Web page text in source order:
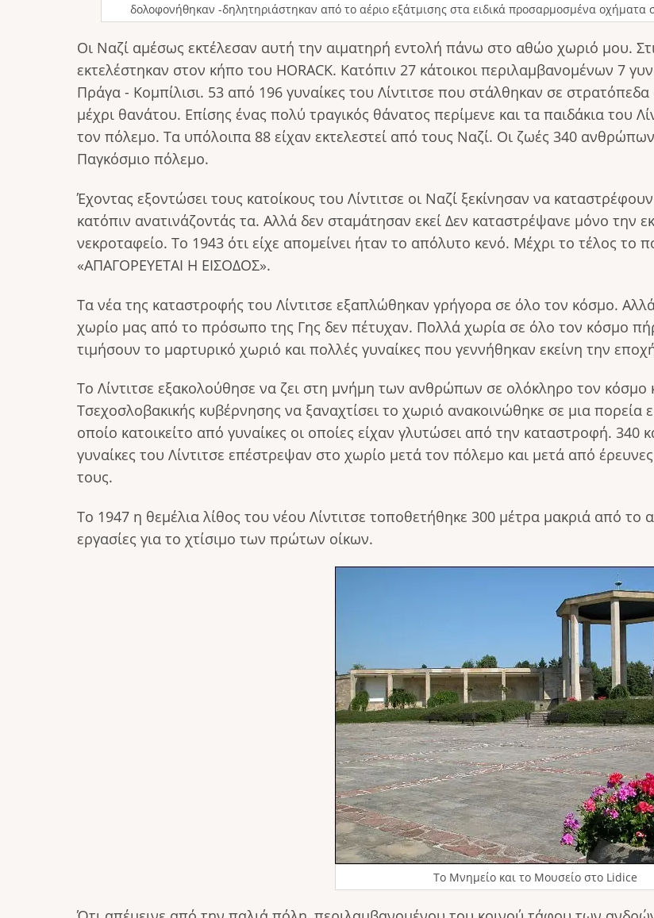
δολοφονήθηκαν -δηλητηριάστηκαν από το αέριο εξάτμισης στα ειδικά προσαρμοσμένα οχήματα
Οι Ναζί αμέσως εκτέλεσαν αυτή την αιματηρή εντολή πάνω στο αθώο χωριό μου.
εκτελέστηκαν στον κήπο του ΗΟRACK. Κατόπιν 27 κάτοικοι περιλαμβανομένων 7
Πράγα - Κομπίλισι. 53 από 196 γυναίκες του Λίντιτσε που στάλθηκαν σε
μέχρι θανάτου. Επίσης ένας πολύ τραγικός θάνατος περίμενε και τα παιδάκια του
τον πόλεμο. Τα υπόλοιπα 88 είχαν εκτελεστεί από τους Ναζί. Οι ζωές 340
Παγκόσμιο πόλεμο.
Έχοντας εξοντώσει τους κατοίκους του Λίντιτσε οι Ναζί ξεκίνησαν να
κατόπιν ανατινάζοντάς τα. Αλλά δεν σταμάτησαν εκεί Δεν καταστρέψανε μόνο την
νεκροταφείο. Το 1943 ότι είχε απομείνει ήταν το απόλυτο κενό. Μέχρι το τέλος το
«ΑΠΑΓΟΡΕΥΕΤΑΙ Η ΕΙΣΟΔΟΣ».
Τα νέα της καταστροφής του Λίντιτσε εξαπλώθηκαν γρήγορα σε όλο τον κόσμο.
χωρίο μας από το πρόσωπο της Γης δεν πέτυχαν. Πολλά χωρία σε όλο τον κόσμο
τιμήσουν το μαρτυρικό χωριό και πολλές γυναίκες που γεννήθηκαν εκείνη την
Το Λίντιτσε εξακολούθησε να ζει στη μνήμη των ανθρώπων σε ολόκληρο τον
Τσεχοσλοβακικής κυβέρνησης να ξαναχτίσει το χωριό ανακοινώθηκε σε μια πορεία
οποίο κατοικείτο από γυναίκες οι οποίες είχαν γλυτώσει από την καταστροφή. 340
γυναίκες του Λίντιτσε επέστρεψαν στο χωρίο μετά τον πόλεμο και μετά από
τους.
Το 1947 η θεμέλια λίθος του νέου Λίντιτσε τοποθετήθηκε 300 μέτρα μακριά από το
εργασίες για το χτίσιμο των πρώτων οίκων.
Το Μνημείο και το Μουσείο στο Lidice